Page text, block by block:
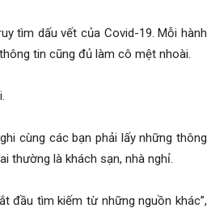
tìm dấu vết của Covid-19. Mỗi hành
tin cũng đủ làm cô mệt nhoài.
cùng các bạn phải lấy những thông
thường là khách sạn, nhà nghỉ.
đầu tìm kiếm từ những nguồn khác”,